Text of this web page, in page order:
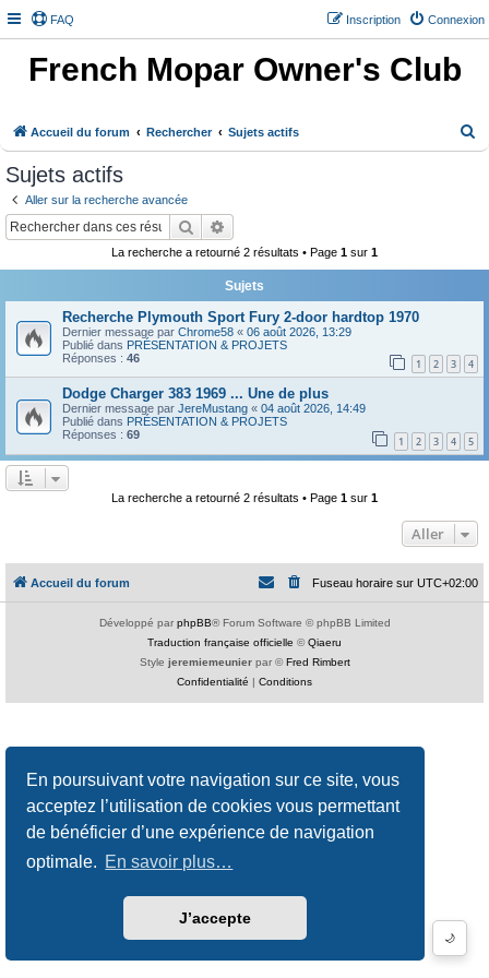
En poursuivant votre navigation sur ce site, vous
acceptez l’utilisation de cookies vous permettant
de bénéficier d’une expérience de navigation
optimale. En savoir plus…
J’accepte
FAQ Connexion
Inscription
French Mopar Owner's Club
Accueil du forum Rechercher Sujets actifs
🌙
Sujets actifs
Aller sur la recherche avancée
Rechercher
La recherche a retourné 2 résultats • Page 1 sur 1
Sujets
Recherche Plymouth Sport Fury 2-door hardtop 1970
Dernier message par Chrome58 « 06 août 2026, 13:29
Publié dans PRÉSENTATION & PROJETS
Réponses : 46 1 2 3 4
Dodge Charger 383 1969 ... Une de plus
Dernier message par JereMustang « 04 août 2026, 14:49
Publié dans PRÉSENTATION & PROJETS
Réponses : 69 1 2 3 4 5
La recherche a retourné 2 résultats • Page 1 sur 1
Aller
Accueil du forum Fuseau horaire sur UTC+02:00
Développé par phpBB® Forum Software © phpBB Limited
Traduction française officielle ©Qiaeru
Style jeremiemeunierpar ©Fred Rimbert
Confidentialité | Conditions